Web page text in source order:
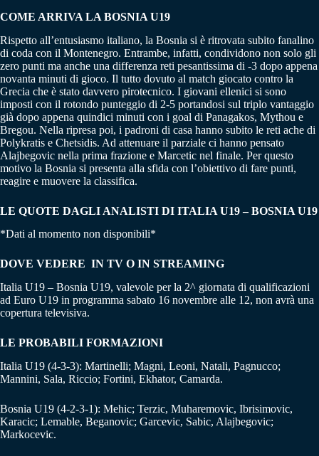
COME ARRIVA LA BOSNIA U19
Rispetto all’entusiasmo italiano, la Bosnia si è ritrovata subito fanalino
di coda con il Montenegro. Entrambe, infatti, condividono non solo gli
zero punti ma anche una differenza reti pesantissima di -3 dopo appena
novanta minuti di gioco. Il tutto dovuto al match giocato contro la
Grecia che è stato davvero pirotecnico. I giovani ellenici si sono
imposti con il rotondo punteggio di 2-5 portandosi sul triplo vantaggio
già dopo appena quindici minuti con i goal di Panagakos, Mythou e
Bregou. Nella ripresa poi, i padroni di casa hanno subito le reti ache di
Polykratis e Chetsidis. Ad attenuare il parziale ci hanno pensato
Alajbegovic nella prima frazione e Marcetic nel finale. Per questo
motivo la Bosnia si presenta alla sfida con l’obiettivo di fare punti,
reagire e muovere la classifica.
LE QUOTE DAGLI ANALISTI DI ITALIA U19 – BOSNIA U19
*Dati al momento non disponibili*
DOVE VEDERE IN TV O IN STREAMING
Italia U19 – Bosnia U19, valevole per la 2^ giornata di qualificazioni
ad Euro U19 in programma sabato 16 novembre alle 12, non avrà una
copertura televisiva.
LE PROBABILI FORMAZIONI
Italia U19 (4-3-3): Martinelli; Magni, Leoni, Natali, Pagnucco;
Mannini, Sala, Riccio; Fortini, Ekhator, Camarda.
Bosnia U19 (4-2-3-1): Mehic; Terzic, Muharemovic, Ibrisimovic,
Karacic; Lemable, Beganovic; Garcevic, Sabic, Alajbegovic;
Markocevic.